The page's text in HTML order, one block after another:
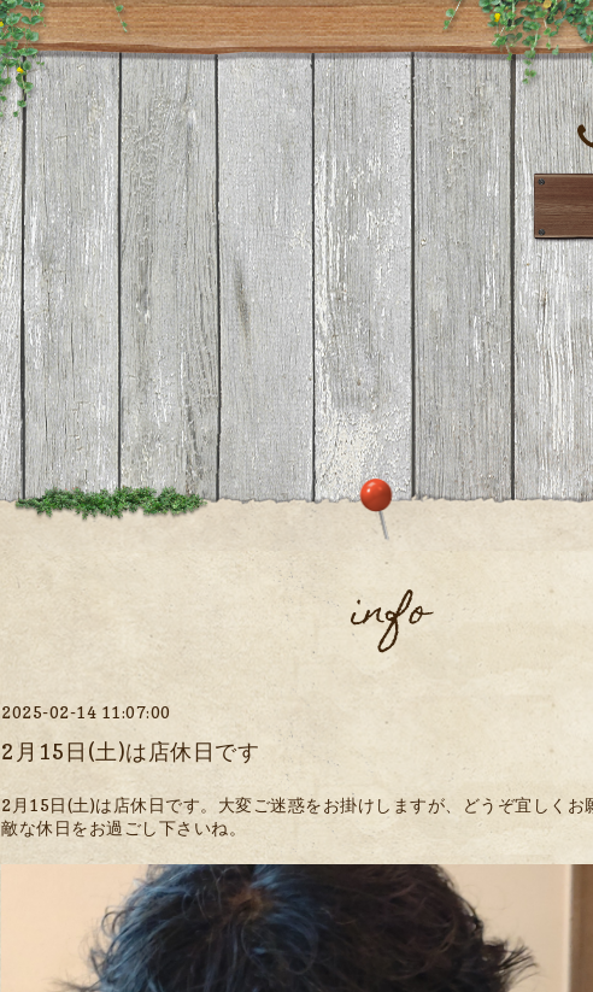
info
2025-02-14 11:07:00
2月15日(土)は店休日です
2月15日(土)は店休日です。大変ご迷惑をお掛けしますが、どうぞ宜しくお
敵な休日をお過ごし下さいね。